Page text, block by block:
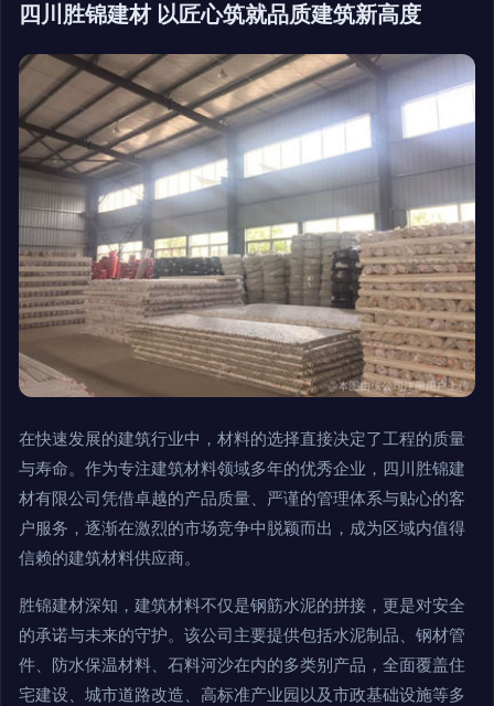
四川胜锦建材 以匠心筑就品质建筑新高度
在快速发展的建筑行业中，材料的选择直接决定了工程的质量
与寿命。作为专注建筑材料领域多年的优秀企业，四川胜锦建
材有限公司凭借卓越的产品质量、严谨的管理体系与贴心的客
户服务，逐渐在激烈的市场竞争中脱颖而出，成为区域内值得
信赖的建筑材料供应商。
胜锦建材深知，建筑材料不仅是钢筋水泥的拼接，更是对安全
的承诺与未来的守护。该公司主要提供包括水泥制品、钢材管
件、防水保温材料、石料河沙在内的多类别产品，全面覆盖住
宅建设、城市道路改造、高标准产业园以及市政基础设施等多